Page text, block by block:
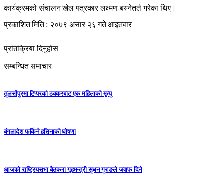
कार्यक्रमको संचालन खेल पत्रकार लक्ष्मण बस्नेतले गरेका थिए।
प्रकाशित मिति : २०७९ असार २६ गते आइतवार
प्रतिक्रिया दिनुहोस
सम्बन्धित समाचार
तुलसीपुरमा टिप्परको ठक्करबाट एक महिलाको मृत्यु
बंगलादेश फर्किने हसिनाको घोषणा
आजको राष्ट्रियसभा बैठकमा गृहमन्त्री सुधन गुरुङले जवाफ दिने